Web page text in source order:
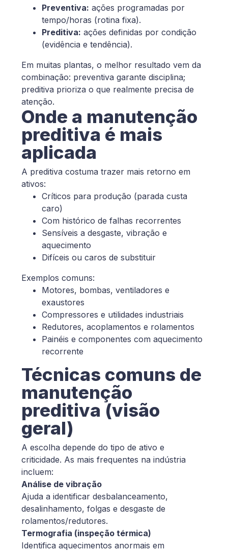
Preventiva: ações programadas por
tempo/horas (rotina fixa).
Preditiva: ações definidas por condição
(evidência e tendência).
Em muitas plantas, o melhor resultado vem da
combinação: preventiva garante disciplina;
preditiva prioriza o que realmente precisa de
atenção.
Onde a manutenção
preditiva é mais
aplicada
A preditiva costuma trazer mais retorno em
ativos:
Críticos para produção (parada custa
caro)
Com histórico de falhas recorrentes
Sensíveis a desgaste, vibração e
aquecimento
Difíceis ou caros de substituir
Exemplos comuns:
Motores, bombas, ventiladores e
exaustores
Compressores e utilidades industriais
Redutores, acoplamentos e rolamentos
Painéis e componentes com aquecimento
recorrente
Técnicas comuns de
manutenção
preditiva (visão
geral)
A escolha depende do tipo de ativo e
criticidade. As mais frequentes na indústria
incluem:
Análise de vibração
Ajuda a identificar desbalanceamento,
desalinhamento, folgas e desgaste de
rolamentos/redutores.
Termografia (inspeção térmica)
Identifica aquecimentos anormais em